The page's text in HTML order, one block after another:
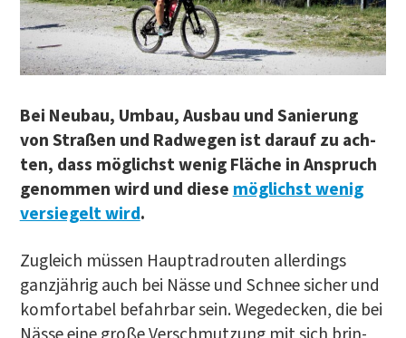
Bei Neu­bau, Umbau, Aus­bau und Sanie­rung
von Stra­ßen und Rad­we­gen ist dar­auf zu ach­
ten, dass mög­lichst wenig Flä­che in Anspruch
genom­men wird und die­semög­lichst wenig
ver­sie­gelt wird.
Zugleich müs­sen Haupt­rad­rou­ten aller­dings
ganz­jäh­rig auch bei Näs­se und Schnee sicher und
kom­for­ta­bel befahr­bar sein. Wege­de­cken, die bei